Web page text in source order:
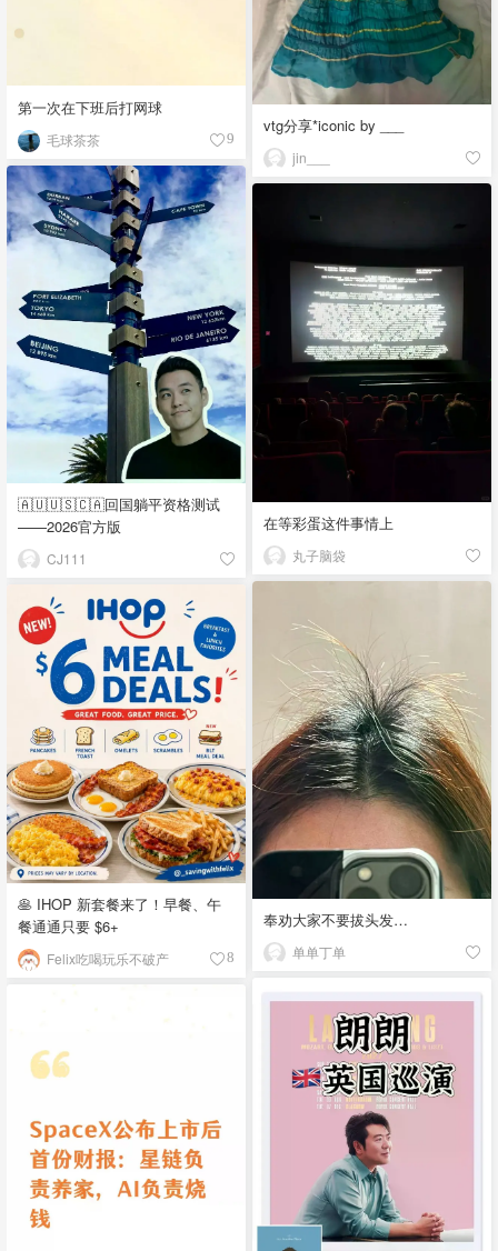
第一次在下班后打网球
毛球茶茶 9
vtg分享*iconic by ___
jin___
🇦🇺🇺🇸🇨🇦回国躺平资格测试
——2026官方版
CJ111
在等彩蛋这件事情上
丸子脑袋
奉劝大家不要拔头发…
单单丁单
🥞 IHOP 新套餐来了！早餐、午
餐通通只要 $6+
Felix吃喝玩乐不破产 8